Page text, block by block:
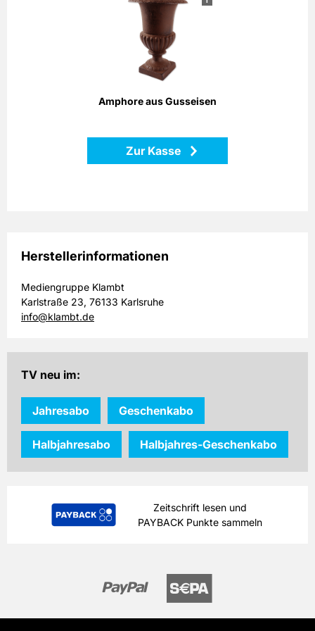
Amphore aus Gusseisen
Zur Kasse
Amphore aus Gusseisen
Die klassische Form und das angerostete Gusseisen
erinnern an mediterrane Gärten. Setzen Sie mit dieser
Amphore sowohl Pflanzen als auch Dekorationen stilvoll in
Herstellerinformationen
Mediengruppe Klambt
Karlstraße 23, 76133 Karlsruhe
info@klambt.de
TV neu im:
Jahresabo Geschenkabo
Halbjahresabo Halbjahres-Geschenkabo
Zeitschrift lesen und
PAYBACK Punkte sammeln